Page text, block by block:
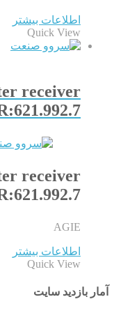
اطلاعات بیشتر
Quick View
receiver
receiver
AGIE
اطلاعات بیشتر
Quick View
آمار بازدید سایت